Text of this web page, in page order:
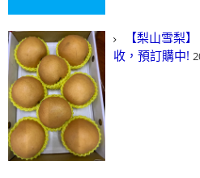
【梨山雪梨
收，預訂購中!